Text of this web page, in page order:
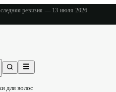
ревизия — 13 июля 2026
для волос